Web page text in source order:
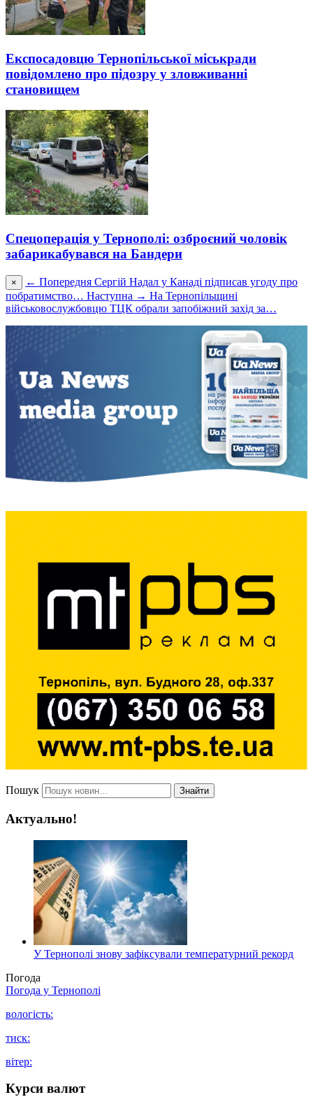
Експосaдовцю Тернопільської міськрaди
повідомлено про підозру у зловживанні
становищем
Спецоперація у Тернополі: озброєний чоловік
забарикабувався на Бандери
× ← Попередня Сергій Надал у Канаді підписав угоду про
побратимство… Наступна → На Тернопільщині
військовослужбовцю ТЦК обрали запобіжний захід за…
Пошук Знайти
Актуально!
У Тернополі знову зафіксували температурний рекорд
Погода
Погода у Тернополі
вологість:
тиск:
вітер:
Курси валют